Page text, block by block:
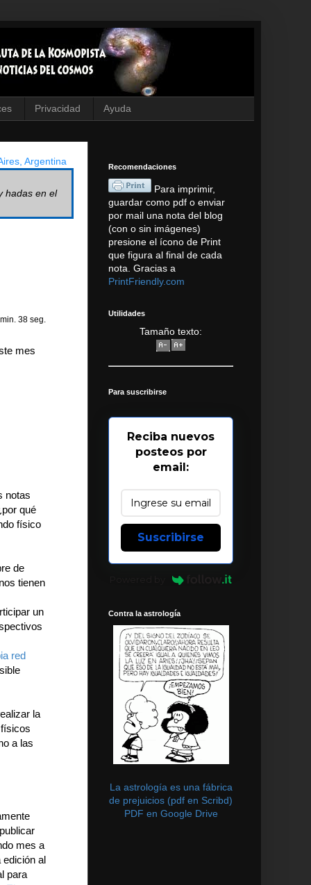
Privacidad Ayuda
Argentina
hadas en el
38 seg.
mes
notas
qué
físico
de
tienen
un
red
la
a las
mes a
edición al
para
Recomendaciones
Para imprimir,
guardar como pdf o enviar
por mail una nota del blog
(con o sin imágenes)
presione el ícono de Print
que figura al final de cada
nota. Gracias a
PrintFriendly.com
Utilidades
Tamaño texto:
Para suscribirse
Reciba nuevos
posteos por
email:
Suscribirse
Contra la astrología
La astrología es una fábrica
de prejuicios (pdf en Scribd)
PDF en Google Drive